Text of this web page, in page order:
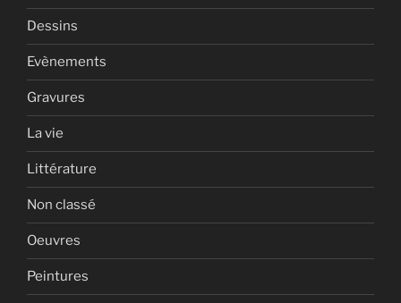
Dessins
Evènements
Gravures
La vie
Littérature
Non classé
Oeuvres
Peintures